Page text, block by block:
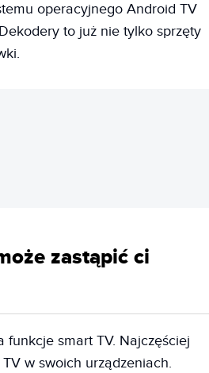
operacyjnego Android TV
to już nie tylko sprzęty
zastąpić ci
smart TV. Najczęściej
w swoich urządzeniach.